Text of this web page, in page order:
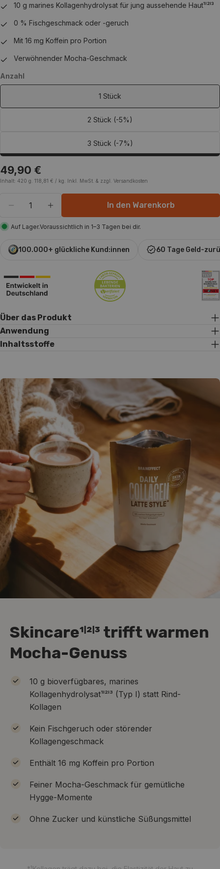
Über das Produkt
Anwendung
Inhaltsstoffe
10 g marines Kollagenhydrolysat für jung aussehende Haut¹ˡ²ˡ³
0 % Fischgeschmack oder -geruch
Mit 16 mg Koffein pro Portion
Verwöhnender Mocha-Geschmack
Anzahl
1 Stück
2 Stück (-5%)
3 Stück (-7%)
Regulärer
Preis
49,90 €
EINZELPREIS
Inhalt: 420 g. 118,81 € / pro
kg. Inkl. MwSt. & zzgl. Versandkosten
Menge für Daily Collagen Latte Style verringern
In den Warenkorb
Auf Lager.Voraussichtlich in 1–3 Tagen bei dir.
100.000+ glückliche Kund:innen 60 Tage Geld-
Skincare¹ˡ²ˡ³ trifft warmen
Mocha-Genuss
10 g bioverfügbares, marines
Kollagenhydrolysat¹ˡ²ˡ³ (Typ I) statt Rind-
Kollagen
Kein Fischgeruch oder störender
Kollagengeschmack
Enthält 16 mg Koffein pro Portion
Feiner Mocha-Geschmack für gemütliche
Hygge-Momente
Ohne Zucker und künstliche Süßungsmittel